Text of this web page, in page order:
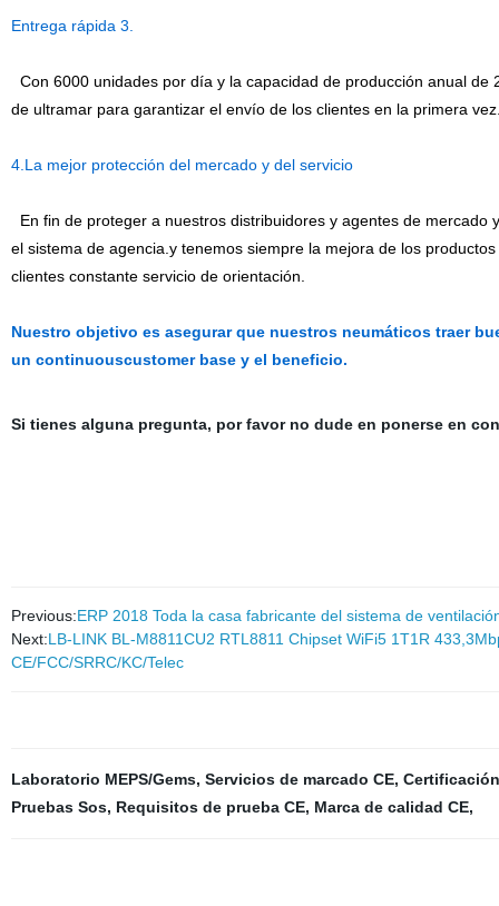
Entrega rápida 3.
Con 6000 unidades por día y la capacidad de producción anual
de ultramar para garantizar el envío de los clientes en la primera
4.La mejor protección del mercado y del servicio
En fin de proteger a nuestros distribuidores y agentes de mercado
el sistema de agencia.y tenemos siempre la mejora de los productos
clientes constante servicio de orientación.
Nuestro objetivo es asegurar que nuestros neumáticos traer
un continuouscustomer base y el beneficio.
Si tienes alguna pregunta, por favor no dude en ponerse en
Previous:ERP 2018 Toda la casa fabricante del sistema de
Next:LB-LINK BL-M8811CU2 RTL8811 Chipset WiFi5 1T1R
CE/FCC/SRRC/KC/Telec
Laboratorio MEPS/Gems, Servicios de marcado CE,
Pruebas Sos, Requisitos de prueba CE, Marca de calidad CE,